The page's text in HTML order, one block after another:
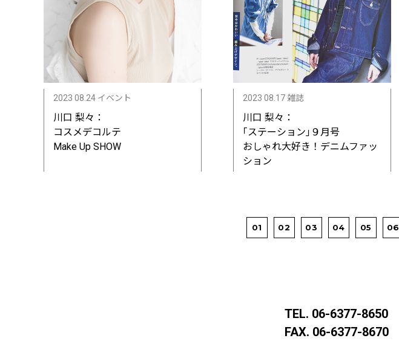
2023 08.24 イベント
川口 梨々：
コスメデコルテ
Make Up SHOW
2023 08.17 雑誌
川口 梨々：
｢ステーション｣９月号
おしゃれ大好き！デニムファッ
ション
01 02 03 04 05 06
TEL. 06-6377-8650
FAX. 06-6377-8670